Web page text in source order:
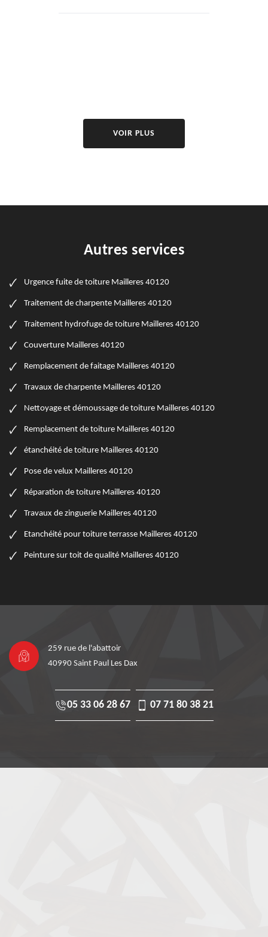
VOIR PLUS
Autres services
Urgence fuite de toiture Mailleres 40120
Traitement de charpente Mailleres 40120
Traitement hydrofuge de toiture Mailleres 40120
Couverture Mailleres 40120
Remplacement de faitage Mailleres 40120
Travaux de charpente Mailleres 40120
Nettoyage et démoussage de toiture Mailleres 40120
Remplacement de toiture Mailleres 40120
étanchéité de toiture Mailleres 40120
Pose de velux Mailleres 40120
Réparation de toiture Mailleres 40120
Travaux de zinguerie Mailleres 40120
Etanchéité pour toiture terrasse Mailleres 40120
Peinture sur toit de qualité Mailleres 40120
259 rue de l'abattoir
40990 Saint Paul Les Dax
05 33 06 28 67 07 71 80 38 21